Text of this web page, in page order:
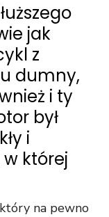
jak
z
dumny,
i ty
był
i
której
na pewno